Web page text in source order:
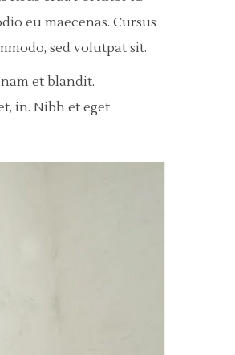
eu maecenas. Cursus
sed volutpat sit.
et blandit.
in. Nibh et eget